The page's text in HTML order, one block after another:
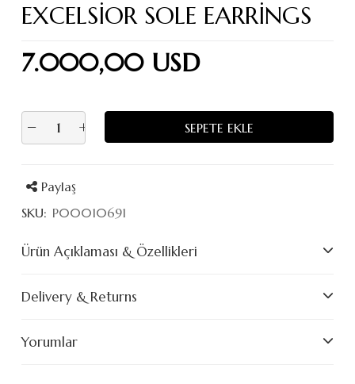
EXCELSIOR SOLE EARRINGS
7.000,00 USD
− + SEPETE EKLE
Paylaş
SKU: P00010691
Ürün Açıklaması & Özellikleri
Delivery & Returns
Yorumlar